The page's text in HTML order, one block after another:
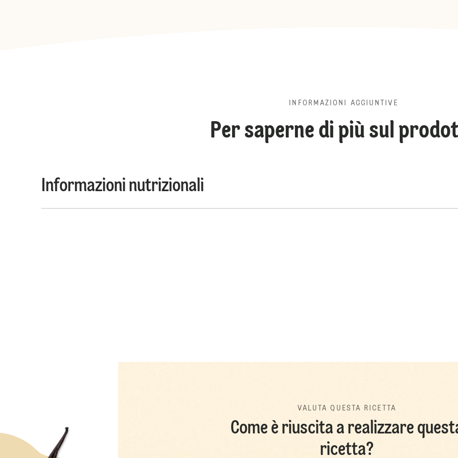
INFORMAZIONI AGGIUNTIVE
Per saperne di più sul
Informazioni nutrizionali
VALUTA QUESTA RICETTA
Come è riuscita a realizzare
ricetta?